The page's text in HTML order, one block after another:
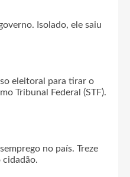
Isolado, ele saiu
eleitoral para tirar o
Tribunal Federal (STF).
no país. Treze
cidadão.